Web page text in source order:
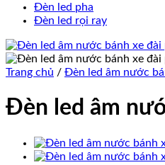
Đèn led pha
Đèn led rọi ray
Trang chủ / Đèn led âm nước
Đèn led âm